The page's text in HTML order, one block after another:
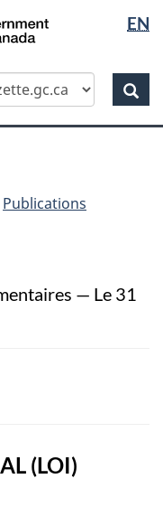
la
langue
EN
Canada
Publications
— Le 31
(LOI)